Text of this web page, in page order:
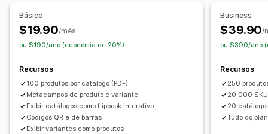
Básico
$19.90/mês
ou $190/ano (economia de 20%)
Recursos
100 produtos por catálogo (PDF)
Metacampos de produto e variante
Exibir catálogos como flipbook interativo
Códigos QR e de barras
Exibir variantes como produtos
Business
$39.90/
ou $390/ano
Recursos
250
20.000
20
Tudo do